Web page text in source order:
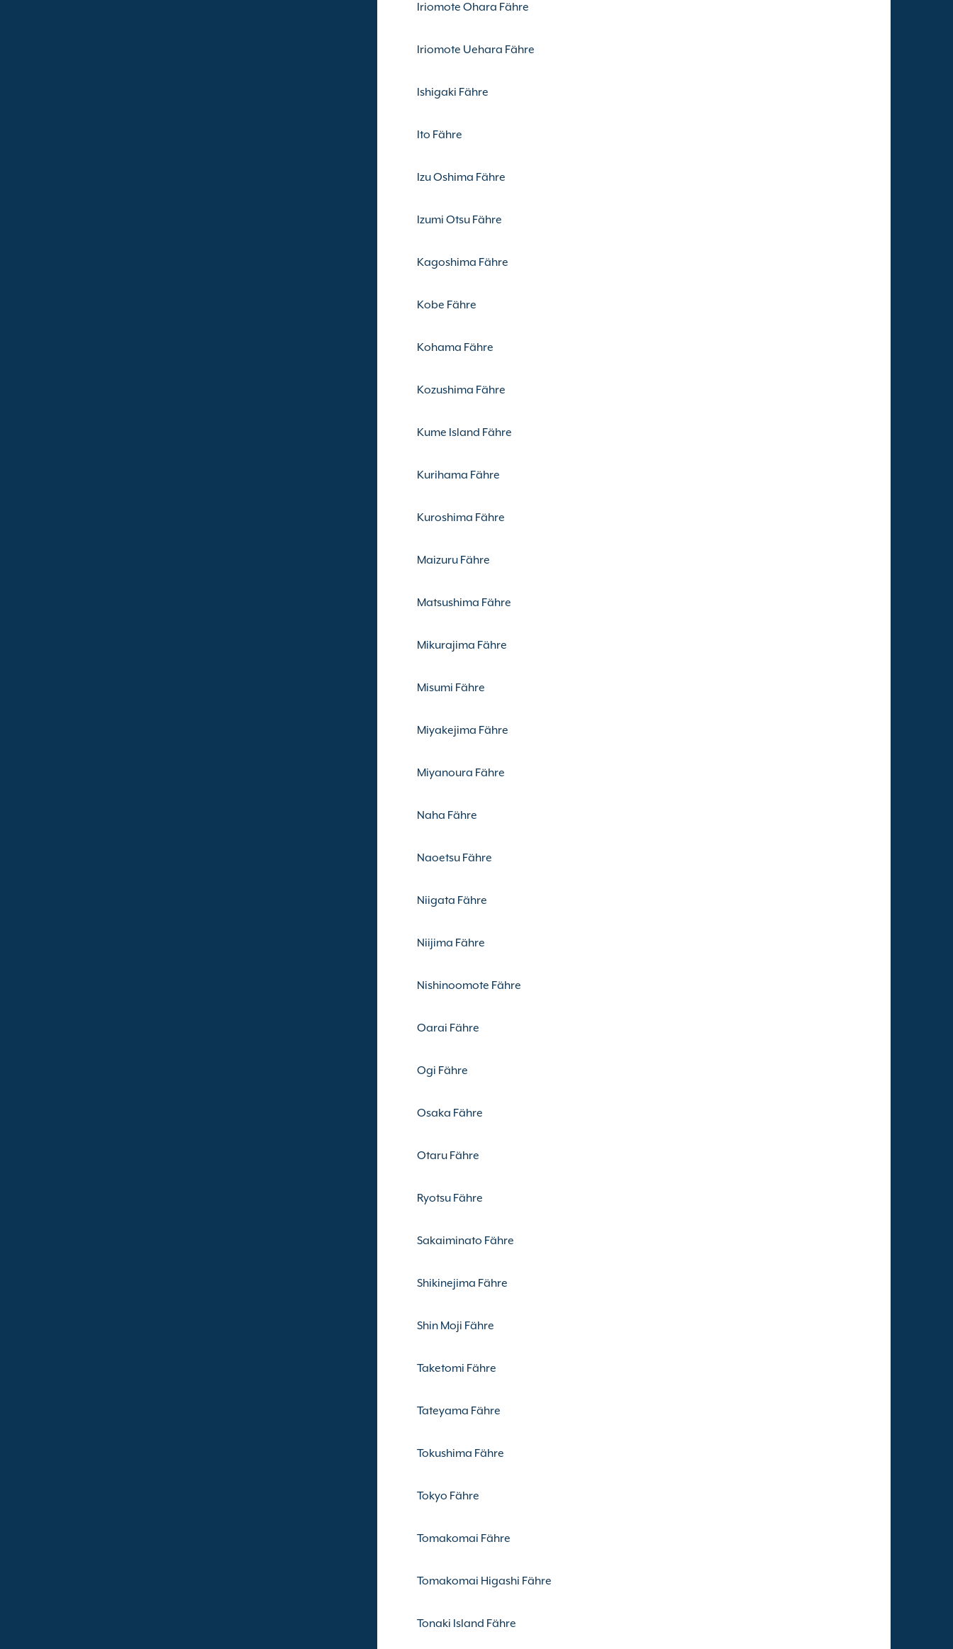
Iriomote Ohara Fähre
Iriomote Uehara Fähre
Ishigaki Fähre
Ito Fähre
Izu Oshima Fähre
Izumi Otsu Fähre
Kagoshima Fähre
Kobe Fähre
Kohama Fähre
Kozushima Fähre
Kume Island Fähre
Kurihama Fähre
Kuroshima Fähre
Maizuru Fähre
Matsushima Fähre
Mikurajima Fähre
Misumi Fähre
Miyakejima Fähre
Miyanoura Fähre
Naha Fähre
Naoetsu Fähre
Niigata Fähre
Niijima Fähre
Nishinoomote Fähre
Oarai Fähre
Ogi Fähre
Osaka Fähre
Otaru Fähre
Ryotsu Fähre
Sakaiminato Fähre
Shikinejima Fähre
Shin Moji Fähre
Taketomi Fähre
Tateyama Fähre
Tokushima Fähre
Tokyo Fähre
Tomakomai Fähre
Tomakomai Higashi Fähre
Tonaki Island Fähre